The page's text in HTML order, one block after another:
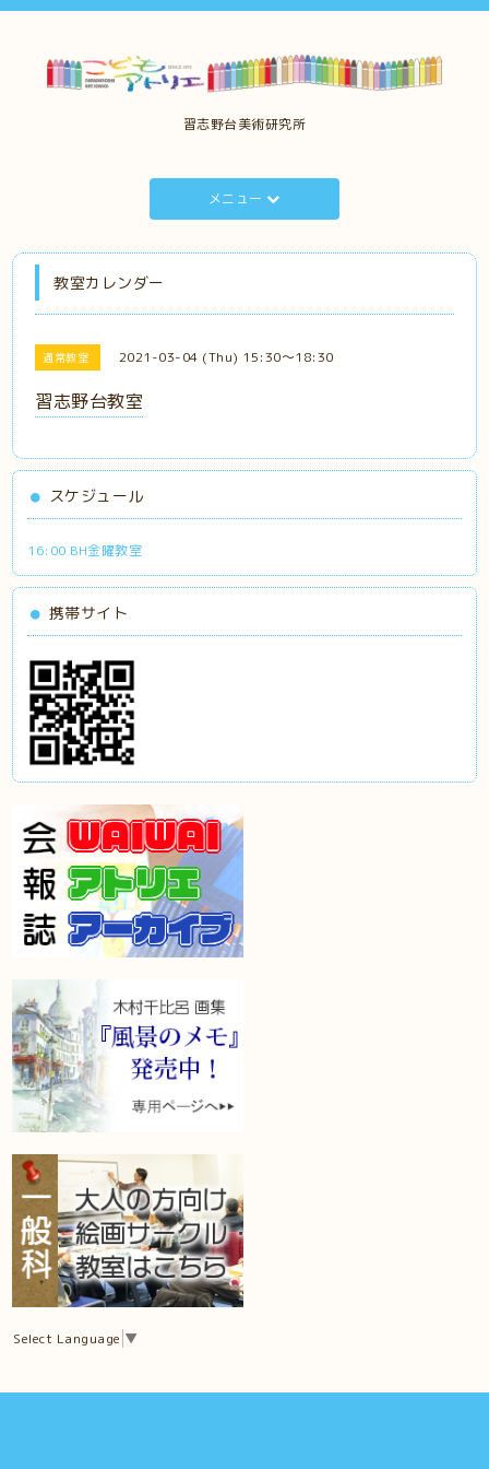
習志野台美術研究所
メニュー
教室カレンダー
通常教室 2021-03-04 (Thu) 15:30～18:30
習志野台教室
スケジュール
16:00 BH金曜教室
携帯サイト
Select Language ▼